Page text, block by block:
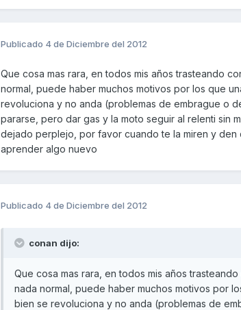
Publicado 4 de Diciembre del 2012
Que cosa mas rara, en todos mis años trasteando
normal, puede haber muchos motivos por los que
revoluciona y no anda (problemas de embrague o
pararse, pero dar gas y la moto seguir al relenti sin
dejado perplejo, por favor cuando te la miren y
aprender algo nuevo
Publicado 4 de Diciembre del 2012
conan dijo:
Que cosa mas rara, en todos mis años
nada normal, puede haber muchos motivos por
bien se revoluciona y no anda (problemas de